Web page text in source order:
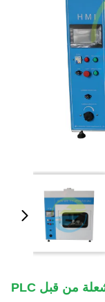
معدات اختبار قابلية التحكم في الشعلة من قبل PLC